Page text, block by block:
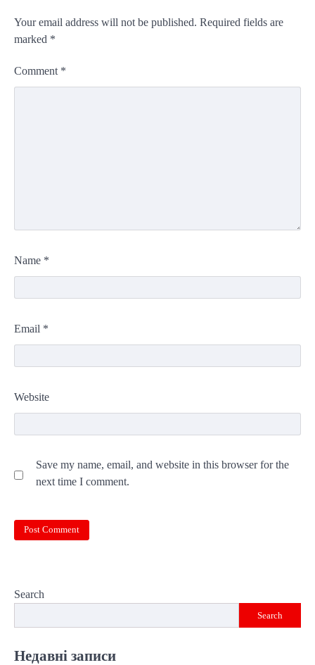
Your email address will not be published. Required fields are
marked *
Comment *
Name *
Email *
Website
Save my name, email, and website in this browser for the
next time I comment.
Search
Search
Недавні записи